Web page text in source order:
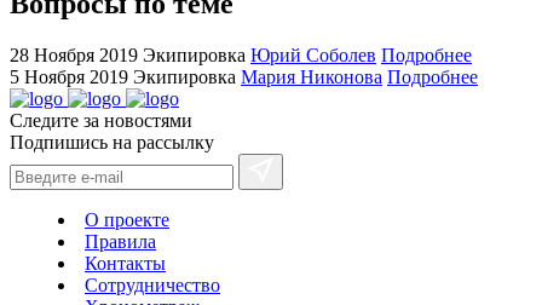
sale.
https://ylfactoryrolex.com/
hilarity
exceptional
method.
www.yvessaintlaurent.to
with
prices.
28 Ноября 2019 Экипировка Юрий Соболев Подробнее
5 Ноября 2019 Экипировка Мария Никонова Подробнее
Следите за новостями
Подпишись на рассылку
О проекте
Правила
Контакты
Сотрудничество